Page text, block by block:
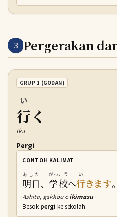
3 Pergerakan
GRUP 1 (GODAN)
行
い
く
Iku
Pergi
CONTOH KALIMAT
明日
あした
、 学校
がっこう
へ行
い
きます。
Ashita, gakkou eikimasu.
Besok pergi ke sekolah.